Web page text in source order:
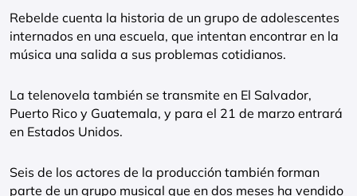
Rebelde cuenta la historia de un grupo de adolescentes
internados en una escuela, que intentan encontrar en la
música una salida a sus problemas cotidianos.
La telenovela también se transmite en El Salvador,
Puerto Rico y Guatemala, y para el 21 de marzo entrará
en Estados Unidos.
Seis de los actores de la producción también forman
parte de un grupo musical que en dos meses ha vendido